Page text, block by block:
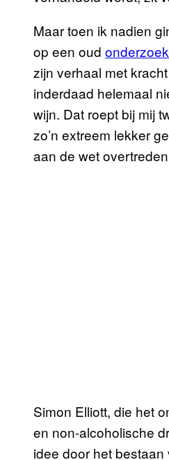
Maar toen ik nadien
op een oud onderzoek
zijn verhaal met
inderdaad helemaal
wijn. Dat roept bij mij
zo’n extreem lekker
aan de wet
Simon Elliott, die het
en non-alcoholische
idee door het